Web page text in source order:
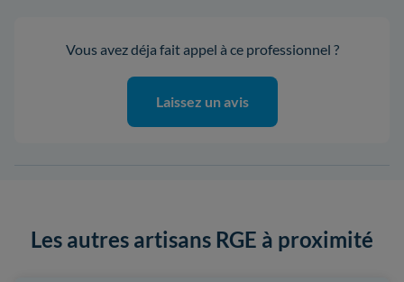
Vous avez déja fait appel à ce professionnel ?
Laissez un avis
Les autres artisans RGE à proximité